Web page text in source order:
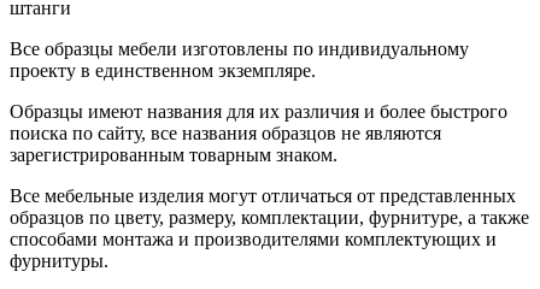
штанги
Все образцы мебели изготовлены по индивидуальному
проекту в единственном экземпляре.
Образцы имеют названия для их различия и более быстрого
поиска по сайту, все названия образцов не являются
зарегистрированным товарным знаком.
Все мебельные изделия могут отличаться от представленных
образцов по цвету, размеру, комплектации, фурнитуре, а также
способами монтажа и производителями комплектующих и
фурнитуры.